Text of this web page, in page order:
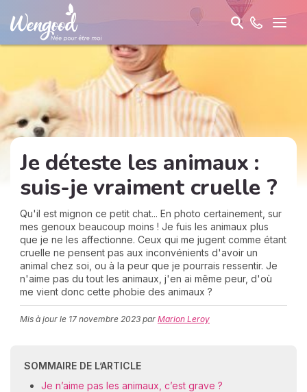
Je déteste les animaux :
suis-je vraiment cruelle ?
Qu'il est mignon ce petit chat... En photo certainement, sur
mes genoux beaucoup moins ! Je fuis les animaux plus
que je ne les affectionne. Ceux qui me jugent comme étant
cruelle ne pensent pas aux inconvénients d'avoir un
animal chez soi, ou à la peur que je pourrais ressentir. Je
n'aime pas du tout les animaux, j'en ai même peur, d'où
me vient donc cette phobie des animaux ?
Mis à jour le 17 novembre 2023 par Marion Leroy
SOMMAIRE DE L’ARTICLE
Je n’aime pas les animaux, c’est grave ?